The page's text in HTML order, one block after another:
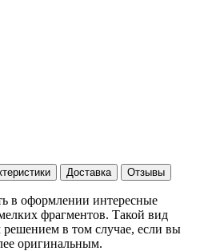
Доставка Отзывы
в оформлении интересные
фрагментов. Такой вид
решением в том случае, если вы
оригинальным.